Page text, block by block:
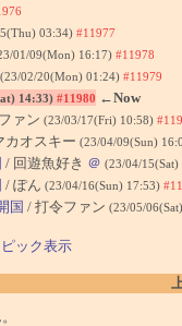
03:34) #11977
01/09(Mon) 16:17) #11978
(23/02/20(Mon) 01:24) #11979
14:33) #11980 ←Now
ァン (23/03/17(Fri) 10:58)
カオスキー (23/04/09(Sun)
/ 回遊魚好き ＠ (23/04/
/ ぽん (23/04/16(Sun) 17:53)
国 / 打令ファン (23/05/
ック表示